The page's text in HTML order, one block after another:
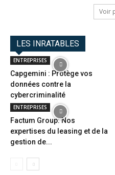
Voir
LES INRATABLES
ENTREPRISES
Capgemini : Protège vos
données contre la
cybercriminalité
ENTREPRISES
Factum Group: Nos
expertises du leasing et de la
gestion de...